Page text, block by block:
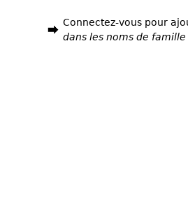
Connectez-vous pour
dans les noms de famille